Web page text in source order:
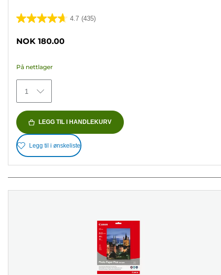
4.7 (435)
4.7
5
435
omtaler
NOK 180.00
På nettlager
1
LEGG TIL I HANDLEKURV
Legg til i ønskeliste